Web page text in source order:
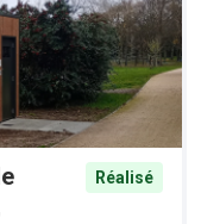
Réalisé